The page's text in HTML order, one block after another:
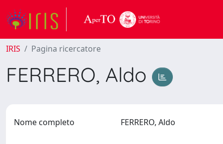
IRIS Pagina ricercatore
FERRERO, Aldo
Nome completo FERRERO, Aldo